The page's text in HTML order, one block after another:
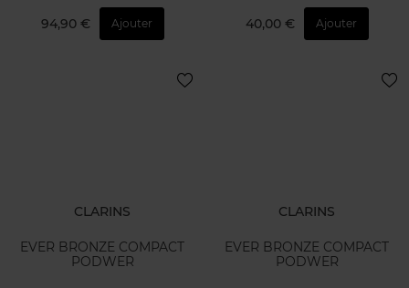
94,90 € Ajouter 40,00 € Ajouter
CLARINS
EVER BRONZE COMPACT
PODWER
CLARINS
EVER BRONZE COMPACT
PODWER